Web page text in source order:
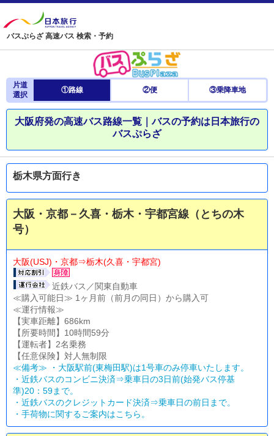
バスぷらざ 高速バス 検索・予約
片道
選択
①路線 ②便 ③乗降車地
大阪府発の高速バス路線一覧｜バスの予約は日本旅行の
バスぷらざ
栃木県方面行き
大阪・京都－久喜・栃木・宇都宮線（とちの木
号）
大阪(USJ)・京都⇒栃木(久喜・宇都宮)
近鉄バス／関東自動車
≪購入可能日≫ 1ヶ月前（前月の同日）から購入可
≪運行情報≫
【実車距離】686km
【所要時間】10時間59分
【運転者】2名乗務
【任意保険】対人無制限
≪備考≫ ・大阪駅前(東梅田駅)は1号車のみ停車いたします。
・近鉄バスのコンビニ決済⇒乗車日の3日前(始発バス停基
準)20：59まで。
・近鉄バスのクレジットカード決済⇒乗車日の前日まで。
・ 手荷物に関するご案内はこちら。